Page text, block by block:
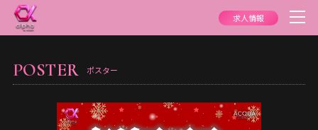
求人情報
POSTER ポスター